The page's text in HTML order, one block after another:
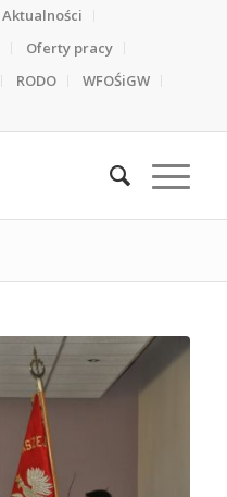
Aktualności
Oferty pracy
RODO
WFOŚiGW